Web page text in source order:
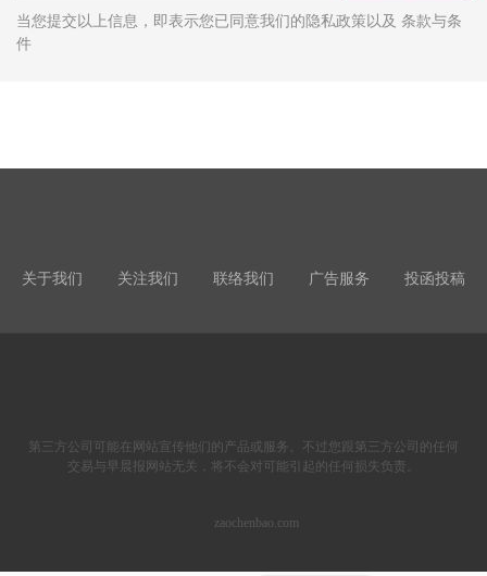
当您提交以上信息，即表示您已同意我们的隐私政策以及 条款与条
件
关于我们 关注我们 联络我们 广告服务 投函投稿
第三方公司可能在网站宣传他们的产品或服务。不过您跟第三方公司的任何
交易与早晨报网站无关，将不会对可能引起的任何损失负责。
zaochenbao.com